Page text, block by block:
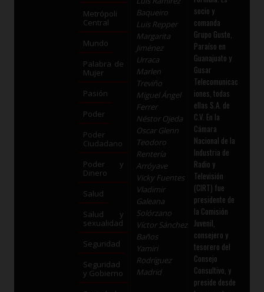
Metrópoli
Central
Mundo
Palabra de
Mujer
Pasión
Poder
Poder
Ciudadano
Poder y
Dinero
Salud
Salud y
sexualidad
Seguridad
Seguridad
y Gobierno
Baqueiro
Luis Repper
Margarita
Jiménez
Urraca
Marlen
Treviño
Miguel Ángel
Ferrer
Néstor Ojeda
Oscar Glenn
Teodoro
Rentería
Arróyave
Vicky Fuentes
Vladimir
Galeana
Solórzano
Víctor Sánchez
Baños
Yamiri
Rodríguez
Madrid
socio y
comanda
Grupo Guste,
Paraíso en
Guanajuato y
Gusar
Telecomunicac
iones, todas
ellas S.A. de
C.V. En la
Cámara
Nacional de la
Industria de
Radio y
Televisión
(CIRT) fue
presidente de
la Comisión
Juvenil,
consejero y
tesorero del
Consejo
Consultivo, y
preside desde